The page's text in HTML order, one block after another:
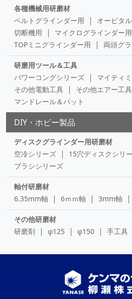
各種機械用研磨材
ベルトグラインダー用
オービタ
切断機用
マイクログラインダー用
TOPミニグラインダー用
両頭グ
研磨用ツール＆工具
パワーコングシリーズ
マイティ
その他電動工具
その他エアー工具
マンドレール＆パット
DIY・ホビー製品
ディスクグラインダー用研磨材
空冷シリーズ
15穴ディスクシリ
ブラシシリーズ
軸付研磨材
6.35mm軸
6ｍｍ軸 3mm軸
その他研磨材
研磨剤
φ125 φ150 手工具